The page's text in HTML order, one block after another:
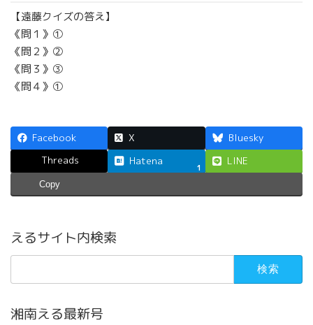
【遠藤クイズの答え】
《問１》①
《問２》②
《問３》③
《問４》①
Facebook X
Bluesky
Threads
Hatena
1
LINE
Copy
えるサイト内検索
検
湘南える最新号